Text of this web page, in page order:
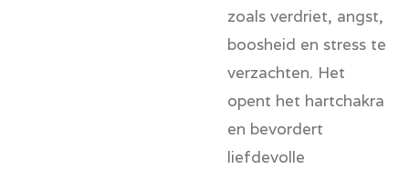
zoals verdriet, angst,
boosheid en stress te
verzachten. Het
opent het hartchakra
en bevordert
liefdevolle